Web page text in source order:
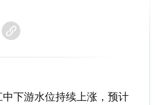
下游水位持续上涨，预计